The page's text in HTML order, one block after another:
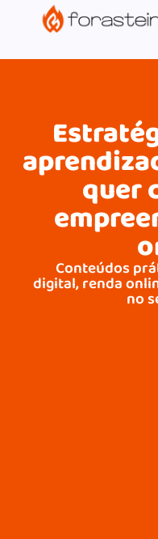
G-
17954400846.
quer
Conteúdos
digital, renda
no